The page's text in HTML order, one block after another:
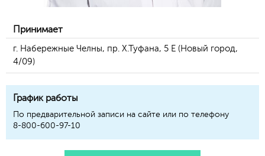
Принимает
г. Набережные Челны, пр. Х.Туфана, 5 Е (Новый город,
4/09)
График работы
По предварительной записи на сайте или по телефону
8-800-600-97-10